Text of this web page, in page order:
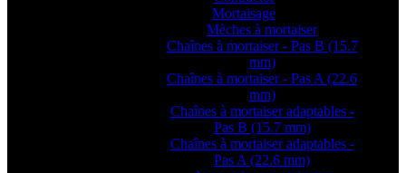
Mortaisage
Mèches à mortaiser
Chaînes à mortaiser - Pas B (15.7
mm)
Chaînes à mortaiser - Pas A (22.6
mm)
Chaînes à mortaiser adaptables -
Pas B (15.7 mm)
Chaînes à mortaiser adaptables -
Pas A (22.6 mm)